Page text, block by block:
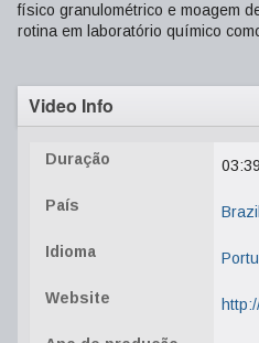
físico granulométrico e moagem
rotina em laboratório químico
Video Info
Duração 03:39
País Brazil
Idioma
Website